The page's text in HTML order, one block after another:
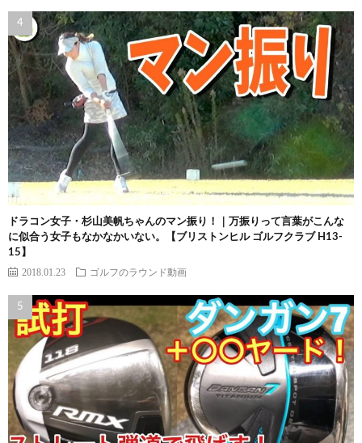
ドラコン女子・杉山美帆ちゃんのマン振り！｜万振りって言葉がこんな
に似合う女子もなかなかいない。【ブリストンヒル ゴルフクラブ H13-
15】
2018.01.23 ゴルフのラウンド動画